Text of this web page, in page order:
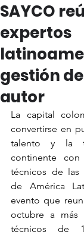
SAYCO
expertos
gestión
autor
La capital
convertirse en
talento y la
continente
técnicos de las
de América
evento que
octubre a más
técnicos de